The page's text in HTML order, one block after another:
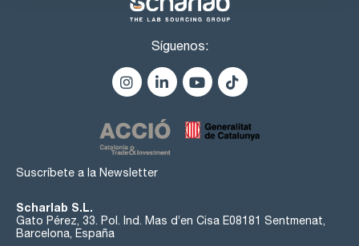
- Rango: 1080 a 0,1mbar
- Alimentación: 100 a 230V/50 a 60Hz
- Dimensiones AnxAlxPr (mm): 144x114x124
- Peso: 0,44kg unidad principal, 0,18kg sensor
Síguenos:
Suscríbete a la Newsletter
Scharlab S.L.
Gato Pérez, 33. Pol. Ind. Mas d’en Cisa E08181 Sentmenat,
Barcelona, España